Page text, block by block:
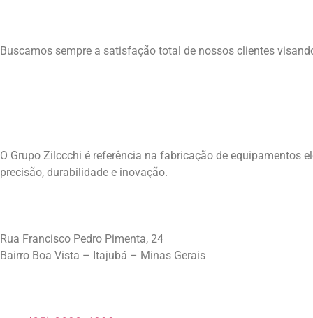
Buscamos sempre a satisfação total de nossos clientes
O Grupo Zilccchi é referência na fabricação de equipamentos
precisão, durabilidade e inovação.
Rua Francisco Pedro Pimenta, 24
Bairro Boa Vista – Itajubá – Minas Gerais